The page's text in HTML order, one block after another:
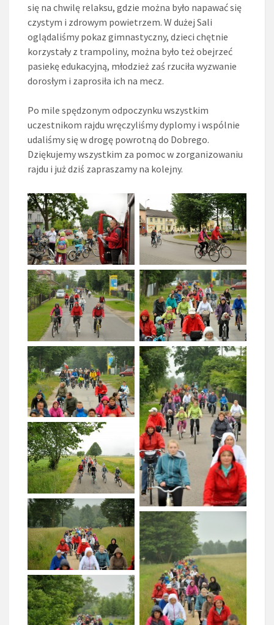
się na chwilę relaksu, gdzie można było napawać się
czystym i zdrowym powietrzem. W dużej Sali
oglądaliśmy pokaz gimnastyczny, dzieci chętnie
korzystały z trampoliny, można było też obejrzeć
pasiekę edukacyjną, młodzież zaś rzuciła wyzwanie
dorosłym i zaprosiła ich na mecz.
Po mile spędzonym odpoczynku wszystkim
uczestnikom rajdu wręczyliśmy dyplomy i wspólnie
udaliśmy się w drogę powrotną do Dobrego.
Dziękujemy wszystkim za pomoc w zorganizowaniu
rajdu i już dziś zapraszamy na kolejny.